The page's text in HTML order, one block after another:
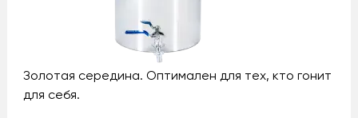
Золотая середина. Оптимален для тех, кто гонит
для себя.